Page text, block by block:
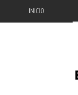
INICIO